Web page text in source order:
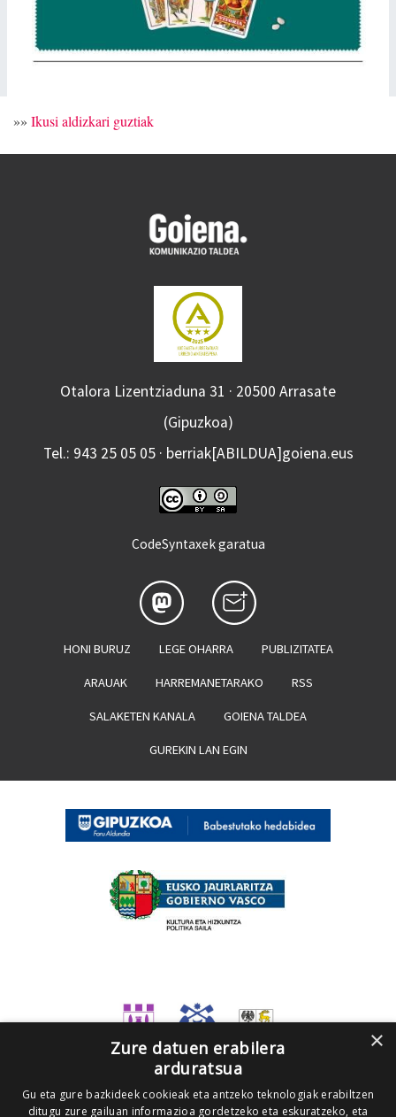
»» Ikusi aldizkari guztiak
Otalora Lizentziaduna 31 · 20500 Arrasate
(Gipuzkoa)
Tel.: 943 25 05 05 · berriak[ABILDUA]goiena.eus
CodeSyntaxek garatua
HONI BURUZ LEGE OHARRA PUBLIZITATEA
ARAUAK HARREMANETARAKO RSS
SALAKETEN KANALA GOIENA TALDEA
GUREKIN LAN EGIN
×
Zure datuen erabilera
arduratsua
Gu eta gure bazkideek cookieak eta antzeko teknologiak erabiltzen
ditugu zure gailuan informazioa gordetzeko eta eskuratzeko, eta